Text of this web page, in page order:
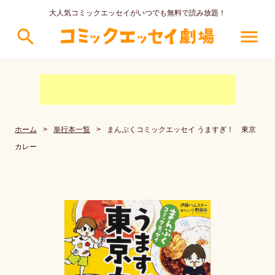
大人気コミックエッセイがいつでも無料で読み放題！
search menu
ホーム > 単行本一覧 >
まんぷくコミックエッセイ うますぎ！ 東京
カレー